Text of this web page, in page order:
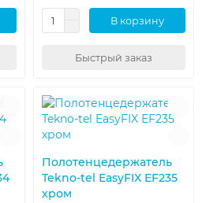
В корзину
Быстрый заказ
Полотенцедержатель
Tekno-tel EasyFIX EF235
хром